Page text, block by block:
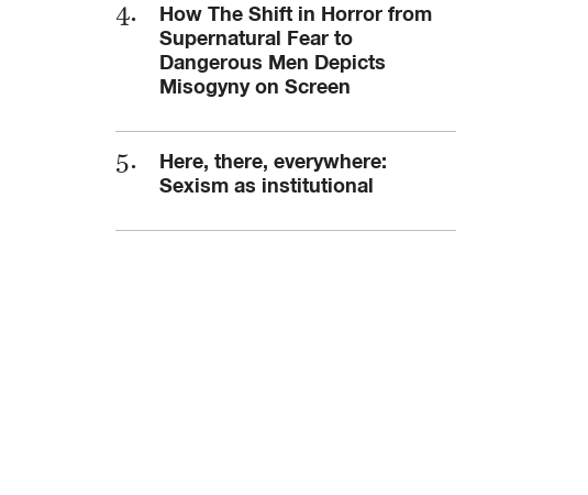
How The Shift in Horror from
Supernatural Fear to
Dangerous Men Depicts
Misogyny on Screen
Here, there, everywhere:
Sexism as institutional